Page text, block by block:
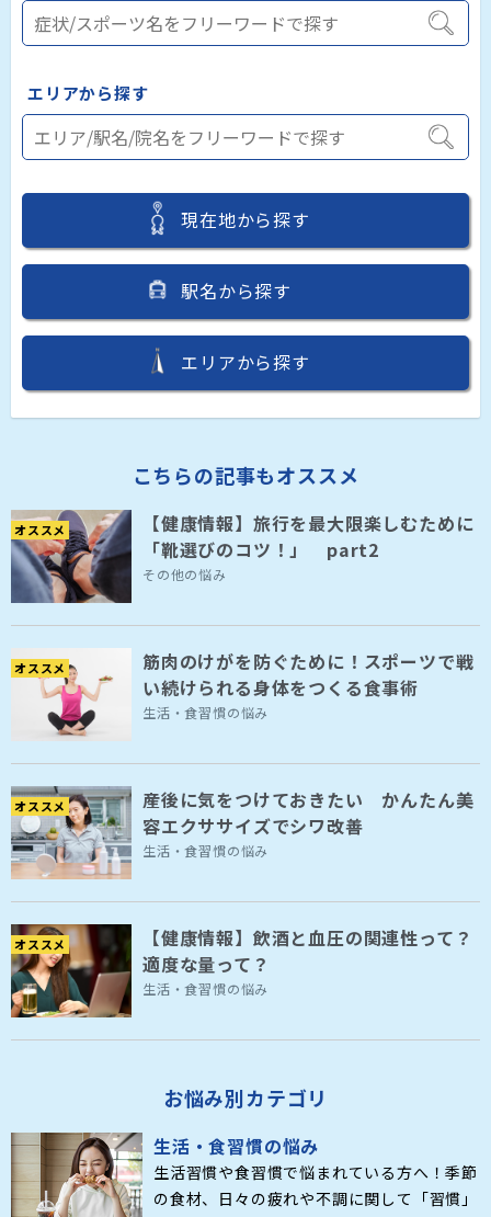
エリアから探す
現在地から探す
駅名から探す
エリアから探す
こちらの記事もオススメ
オススメ
【健康情報】旅行を最大限楽しむために
「靴選びのコツ！」 part2
その他の悩み
オススメ
筋肉のけがを防ぐために！スポーツで戦
い続けられる身体をつくる食事術
生活・食習慣の悩み
オススメ
産後に気をつけておきたい かんたん美
容エクササイズでシワ改善
生活・食習慣の悩み
オススメ
【健康情報】飲酒と血圧の関連性って？
適度な量って？
生活・食習慣の悩み
お悩み別カテゴリ
生活・食習慣の悩み
生活習慣や食習慣で悩まれている方へ！季節
の食材、日々の疲れや不調に関して「習慣」